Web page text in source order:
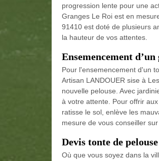
progression lente pour une
Granges Le Roi est en
91410 est doté de plusieurs
la hauteur de vos attentes.
Ensemencement d’un
Pour l'ensemencement d'un
Artisan LANDOUER sise à
nouvelle pelouse. Avec
à votre attente. Pour offrir
ratisse le sol, enlève les
mesure de vous conseiller
Devis tonte de
Où que vous soyez dans la